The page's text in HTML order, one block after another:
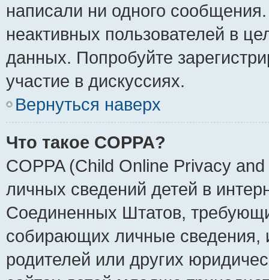
написали ни одного
неактивных пользователей в
данных. Попробуйте
участие в дискуссиях.
Вернуться наверх
Что такое COPPA?
COPPA (Child Online Privacy
личных сведений детей в
Соединенных Штатов,
собирающих личные сведения,
родителей или других